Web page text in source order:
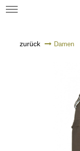
zurück Damen